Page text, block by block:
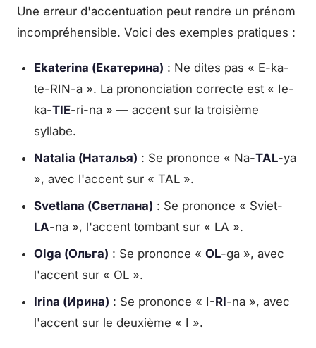
Une erreur d'accentuation peut rendre un prénom
incompréhensible. Voici des exemples pratiques :
Ekaterina (Екатерина) : Ne dites pas « E-ka-
te-RIN-a ». La prononciation correcte est « Ie-
ka-TIE-ri-na » — accent sur la troisième
syllabe.
Natalia (Наталья) : Se prononce « Na-TAL-ya
», avec l'accent sur « TAL ».
Svetlana (Светлана) : Se prononce « Sviet-
LA-na », l'accent tombant sur « LA ».
Olga (Ольга) : Se prononce « OL-ga », avec
l'accent sur « OL ».
Irina (Ирина) : Se prononce « I-RI-na », avec
l'accent sur le deuxième « I ».